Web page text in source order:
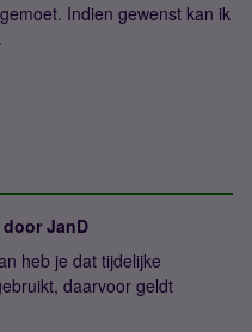
Indien gewenst kan ik
door JanD
heb je dat tijdelijke
daarvoor geldt